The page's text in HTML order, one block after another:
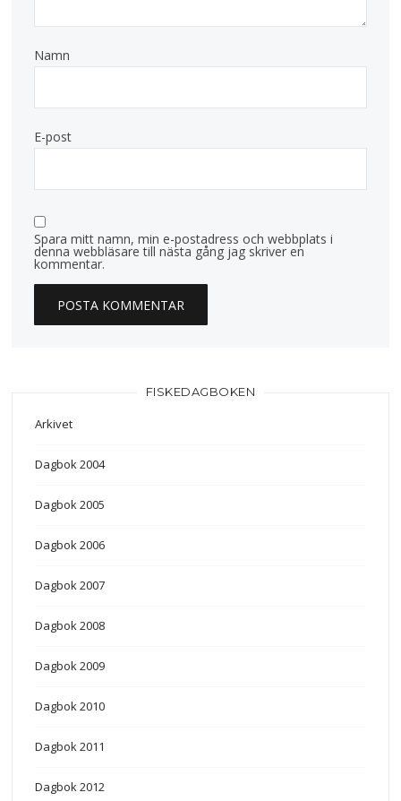
Namn
E-post
Spara mitt namn, min e-postadress och webbplats i
denna webbläsare till nästa gång jag skriver en
kommentar.
FISKEDAGBOKEN
Arkivet
Dagbok 2004
Dagbok 2005
Dagbok 2006
Dagbok 2007
Dagbok 2008
Dagbok 2009
Dagbok 2010
Dagbok 2011
Dagbok 2012